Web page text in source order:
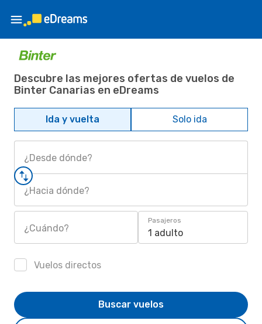
Descubre las mejores ofertas de vuelos de
Binter Canarias en eDreams
Ida y vuelta Solo ida
¿Desde dónde?
¿Hacia dónde?
¿Cuándo?
Pasajeros
1 adulto
Vuelos directos
Buscar vuelos